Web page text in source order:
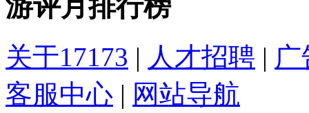
游评月排行榜
关于17173 | 人才招聘 |
客服中心 | 网站导航